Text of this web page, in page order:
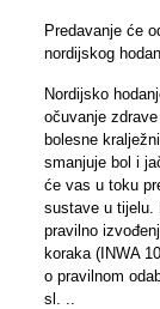
Predavanje će
nordijskog
Nordijsko
očuvanje
bolesne
smanjuje bol i
će vas u toku
sustave u tijelu.
pravilno
koraka (INWA
o pravilnom
sl. ..